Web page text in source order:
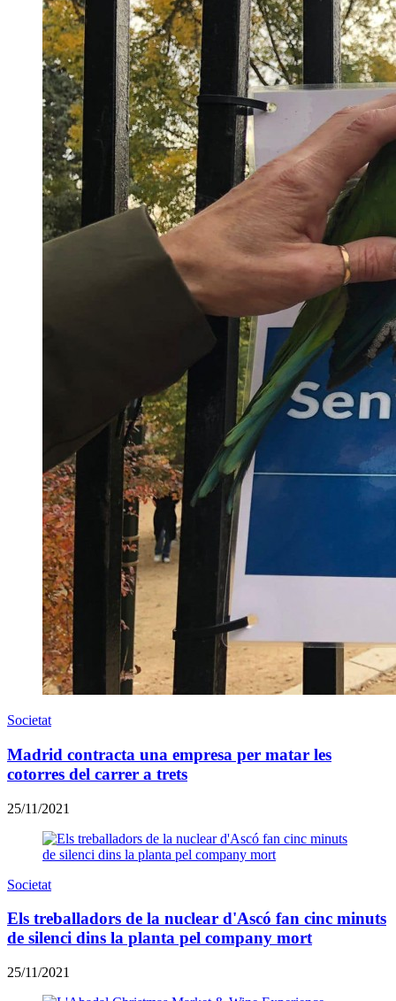
Societat
Madrid contracta una empresa per matar les
cotorres del carrer a trets
25/11/2021
Societat
Els treballadors de la nuclear d'Ascó fan cinc minuts
de silenci dins la planta pel company mort
25/11/2021